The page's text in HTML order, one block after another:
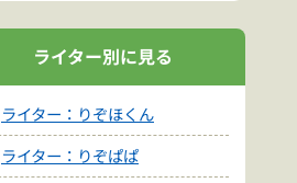
ライター別に見る
ライター：りぞほくん
ライター：りぞぱぱ